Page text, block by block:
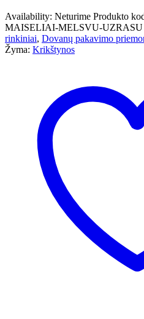
Availability: Neturime Produkto
MAISELIAI-MELSVU-UZRASU
rinkiniai, Dovanų pakavimo
Žyma: Krikštynos